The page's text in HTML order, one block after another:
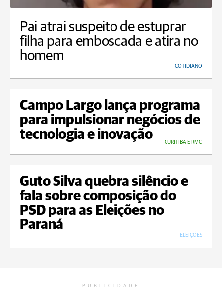
Pai atrai suspeito de estuprar
filha para emboscada e atira no
homem
COTIDIANO
Campo Largo lança programa
para impulsionar negócios de
tecnologia e inovação
CURITIBA E RMC
Guto Silva quebra silêncio e
fala sobre composição do
PSD para as Eleições no
Paraná
ELEIÇÕES
PUBLICIDADE